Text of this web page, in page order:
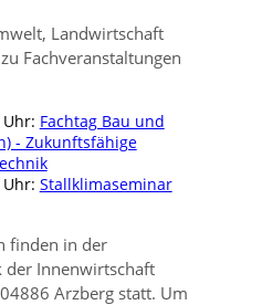
Landwirtschaft
Fachveranstaltungen
Fachtag Bau und
- Zukunftsfähige
Uhr: Stallklimaseminar
finden in der
der Innenwirtschaft
Arzberg statt. Um